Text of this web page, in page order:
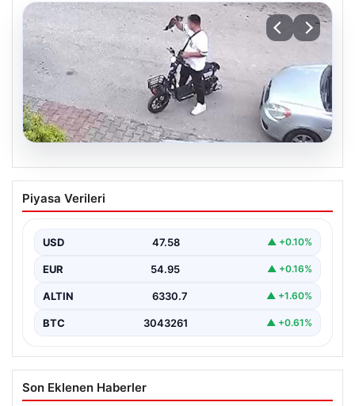
Bolu’da Vahşet: Yavru Kediye İşlenen
İğrenç Olay Kameralara Yansıdı
günlerde meydana gelen korkutucu olay, bölgedeki
sakinleri derinden sarstı. Elektrikli…
Piyasa Verileri
USD 47.58 ▲ +0.10%
EUR 54.95 ▲ +0.16%
ALTIN 6330.7 ▲ +1.60%
BTC 3043261 ▲ +0.61%
Son Eklenen Haberler